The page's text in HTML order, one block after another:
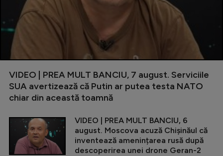
VIDEO | PREA MULT BANCIU, 7 august. Serviciile
SUA avertizează că Putin ar putea testa NATO
chiar din această toamnă
VIDEO | PREA MULT BANCIU, 6
august. Moscova acuză Chișinăul că
inventează amenințarea rusă după
descoperirea unei drone Geran-2